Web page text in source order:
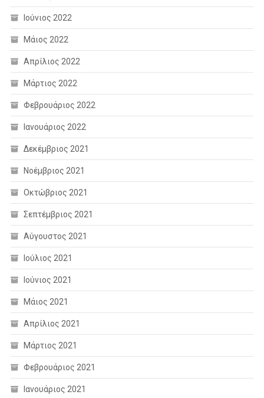
Ιούνιος 2022
Μάιος 2022
Απρίλιος 2022
Μάρτιος 2022
Φεβρουάριος 2022
Ιανουάριος 2022
Δεκέμβριος 2021
Νοέμβριος 2021
Οκτώβριος 2021
Σεπτέμβριος 2021
Αύγουστος 2021
Ιούλιος 2021
Ιούνιος 2021
Μάιος 2021
Απρίλιος 2021
Μάρτιος 2021
Φεβρουάριος 2021
Ιανουάριος 2021